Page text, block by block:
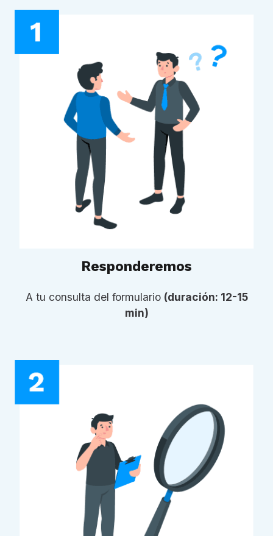
Responderemos
A tu consulta del formulario (duración: 12-15
min)